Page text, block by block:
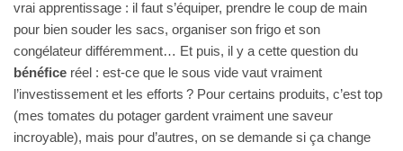
vrai apprentissage : il faut s’équiper, prendre le coup de main
pour bien souder les sacs, organiser son frigo et son
congélateur différemment… Et puis, il y a cette question du
bénéfice réel : est-ce que le sous vide vaut vraiment
l’investissement et les efforts ? Pour certains produits, c’est top
(mes tomates du potager gardent vraiment une saveur
incroyable), mais pour d’autres, on se demande si ça change